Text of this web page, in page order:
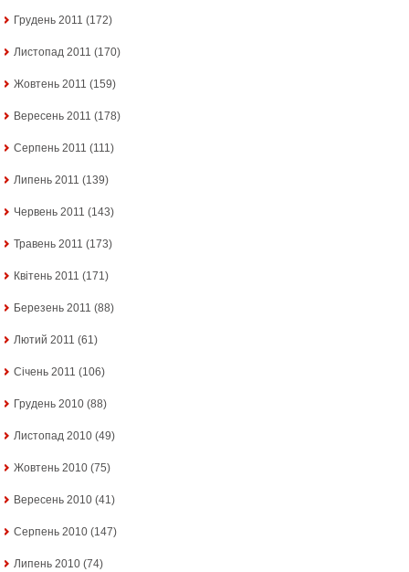
Грудень 2011 (172)
Листопад 2011 (170)
Жовтень 2011 (159)
Вересень 2011 (178)
Серпень 2011 (111)
Липень 2011 (139)
Червень 2011 (143)
Травень 2011 (173)
Квітень 2011 (171)
Березень 2011 (88)
Лютий 2011 (61)
Січень 2011 (106)
Грудень 2010 (88)
Листопад 2010 (49)
Жовтень 2010 (75)
Вересень 2010 (41)
Серпень 2010 (147)
Липень 2010 (74)